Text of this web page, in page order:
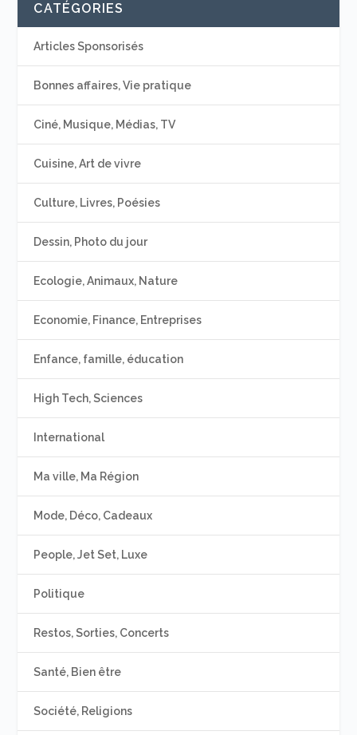
CATÉGORIES
Articles Sponsorisés
Bonnes affaires, Vie pratique
Ciné, Musique, Médias, TV
Cuisine, Art de vivre
Culture, Livres, Poésies
Dessin, Photo du jour
Ecologie, Animaux, Nature
Economie, Finance, Entreprises
Enfance, famille, éducation
High Tech, Sciences
International
Ma ville, Ma Région
Mode, Déco, Cadeaux
People, Jet Set, Luxe
Politique
Restos, Sorties, Concerts
Santé, Bien être
Société, Religions